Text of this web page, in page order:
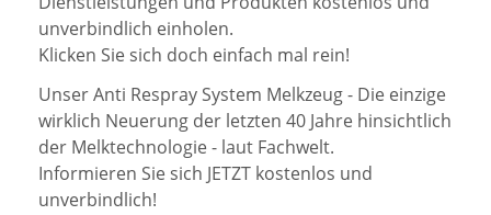
unverbindlich einholen.
Klicken Sie sich doch einfach mal rein!
Unser Anti Respray System Melkzeug - Die einzige
wirklich Neuerung der letzten 40 Jahre hinsichtlich
der Melktechnologie - laut Fachwelt.
Informieren Sie sich JETZT kostenlos und
unverbindlich!